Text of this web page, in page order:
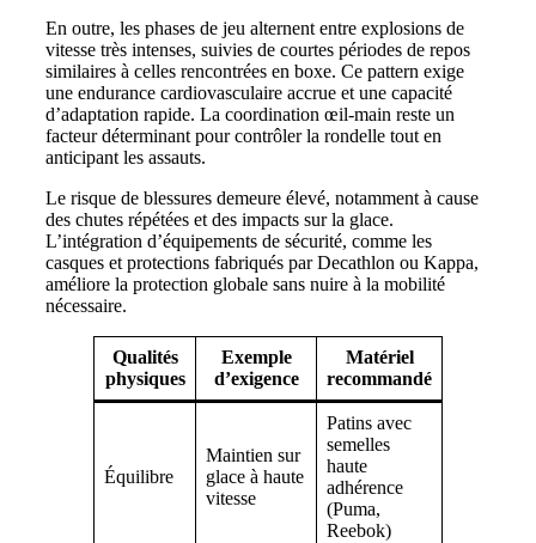
En outre, les phases de jeu alternent entre explosions de
vitesse très intenses, suivies de courtes périodes de repos
similaires à celles rencontrées en boxe. Ce pattern exige
une endurance cardiovasculaire accrue et une capacité
d’adaptation rapide. La coordination œil-main reste un
facteur déterminant pour contrôler la rondelle tout en
anticipant les assauts.
Le risque de blessures demeure élevé, notamment à cause
des chutes répétées et des impacts sur la glace.
L’intégration d’équipements de sécurité, comme les
casques et protections fabriqués par Decathlon ou Kappa,
améliore la protection globale sans nuire à la mobilité
nécessaire.
Qualités
physiques
Exemple
d’exigence
Matériel
recommandé
Équilibre
Maintien sur
glace à haute
vitesse
Patins avec
semelles
haute
adhérence
(Puma,
Reebok)